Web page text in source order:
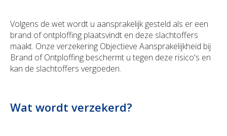
Volgens de wet wordt u aansprakelijk gesteld als er een
brand of ontploffing plaatsvindt en deze slachtoffers
maakt. Onze verzekering Objectieve Aansprakelijkheid bij
Brand of Ontploffing beschermt u tegen deze risico's en
kan de slachtoffers vergoeden.
Wat wordt verzekerd?